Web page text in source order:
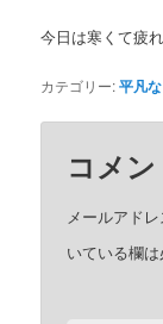
今日は寒くて疲
カテゴリー:平凡
コメ
メールアド
いている欄